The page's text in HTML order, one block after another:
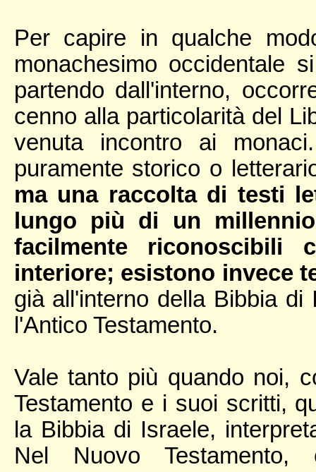
Per capire in qualche
monachesimo occidentale
partendo dall'interno,
cenno alla particolarità del
venuta incontro ai
puramente storico o
ma una raccolta di testi
lungo più di un
facilmente riconoscibili
interiore; esistono invece
già all'interno della Bibbia
l'Antico Testamento.
Vale tanto più quando noi,
Testamento e i suoi scritti,
la Bibbia di Israele,
Nel Nuovo